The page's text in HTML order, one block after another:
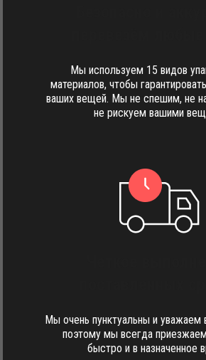
Мы используем 15 видов
материалов, чтобы
ваших вещей. Мы не спешим, не
не рискуем вашими
Мы очень пунктуальны и уважаем
поэтому мы всегда
быстро и в назначенное